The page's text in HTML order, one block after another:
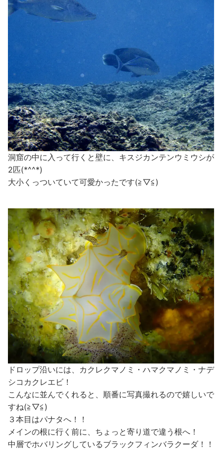
洞窟の中に入って行くと壁に、キスジカンテンウミウシが
2匹(*^^*)
大小くっついていて可愛かったです(≧▽≦)
ドロップ沿いには、カクレクマノミ・ハマクマノミ・ナデ
シコカクレエビ！
こんなに並んでくれると、順番に写真撮れるので嬉しいで
すね(≧▽≦)
３本目はパナタへ！！
メインの根に行く前に、ちょっと寄り道で違う根へ！
中層でホバリングしているブラックフィンバラクーダ！！